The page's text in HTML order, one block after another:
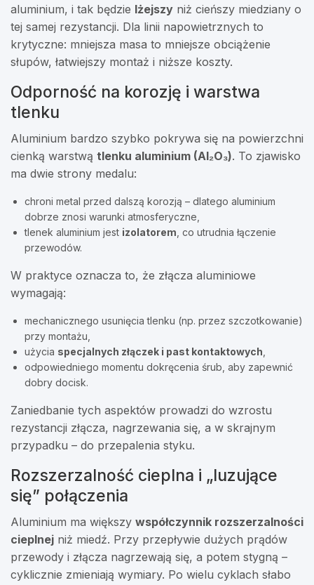
aluminium, i tak będzie lżejszy niż cieńszy miedziany o
tej samej rezystancji. Dla linii napowietrznych to
krytyczne: mniejsza masa to mniejsze obciążenie
słupów, łatwiejszy montaż i niższe koszty.
Odporność na korozję i warstwa
tlenku
Aluminium bardzo szybko pokrywa się na powierzchni
cienką warstwą tlenku aluminium (Al₂O₃). To zjawisko
ma dwie strony medalu:
chroni metal przed dalszą korozją – dlatego aluminium
dobrze znosi warunki atmosferyczne,
tlenek aluminium jest izolatorem , co utrudnia łączenie
przewodów.
W praktyce oznacza to, że złącza aluminiowe
wymagają:
mechanicznego usunięcia tlenku (np. przez szczotkowanie)
przy montażu,
użycia specjalnych złączek i past kontaktowych
odpowiedniego momentu dokręcenia śrub, aby zapewnić
dobry docisk.
Zaniedbanie tych aspektów prowadzi do wzrostu
rezystancji złącza, nagrzewania się, a w skrajnym
przypadku – do przepalenia styku.
Rozszerzalność cieplna i „luzujące
się” połączenia
Aluminium ma większy współczynnik rozszerzalności
cieplnej niż miedź. Przy przepływie dużych prądów
przewody i złącza nagrzewają się, a potem stygną –
cyklicznie zmieniają wymiary. Po wielu cyklach słabo